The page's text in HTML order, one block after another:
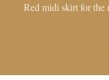
Red midi skirt for the